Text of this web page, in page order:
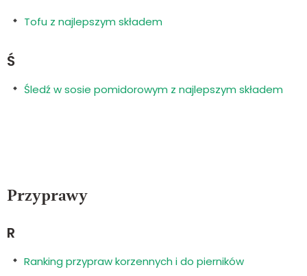
Tofu z najlepszym składem
Ś
Śledź w sosie pomidorowym z najlepszym składem
Przyprawy
R
Ranking przypraw korzennych i do pierników